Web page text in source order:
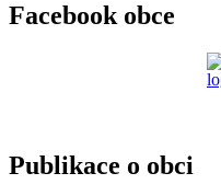
Facebook obce
Publikace o obci